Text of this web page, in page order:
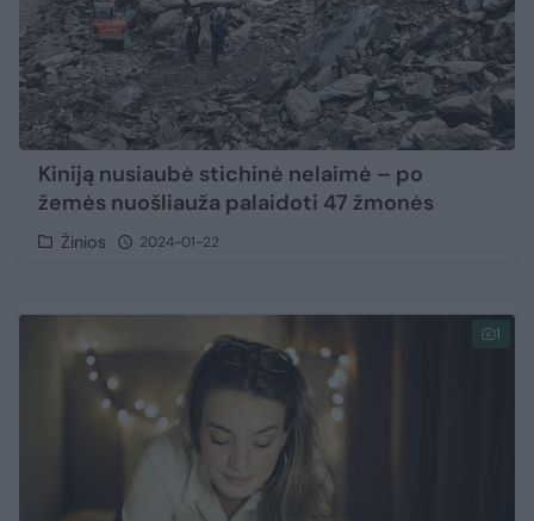
Kiniją nusiaubė stichinė nelaimė – po
žemės nuošliauža palaidoti 47 žmonės
Žinios 2024-01-22
1